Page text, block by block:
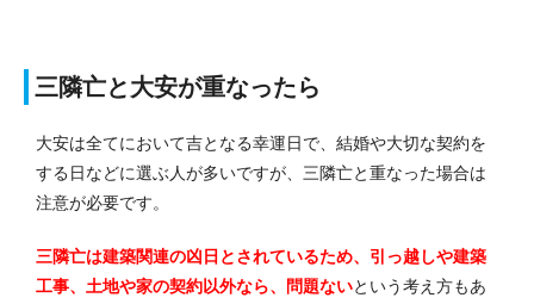
三隣亡と大安が重なったら
大安は全てにおいて吉となる幸運日で、結婚や大切な契約を
する日などに選ぶ人が多いですが、三隣亡と重なった場合は
注意が必要です。
三隣亡は建築関連の凶日とされているため、引っ越しや建築
工事、土地や家の契約以外なら、問題ないという考え方もあ